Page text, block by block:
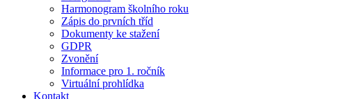
Harmonogram školního roku
Zápis do prvních tříd
Dokumenty ke stažení
GDPR
Zvonění
Informace pro 1. ročník
Virtuální prohlídka
Kontakt